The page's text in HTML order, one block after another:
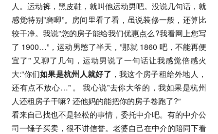
人。运动裤，黑皮鞋，就叫他运动男吧。没说几句话，就
感觉特别”磨唧”。房间里看了看，虽说装修一般，还算比
较干净。我说”您的房子能给我们优惠点么?我看网上您写
了 1900…”，运动男憋了半天，”那就 1860 吧，不能再便
宜了” 又聊了几句，运动男说了一句话让我感觉倍感火
大:”你们如果是杭州人就好了 ，我这个房子租给外地人，
还有点不放心…” 。 我心说”去你大爷的，我如果是杭州
人还租房子干嘛? 还他妈的能把你的房子卷跑了?”
看来自己找也不是轻松的事情，委托中介吧。有的中介公
司一锤子买卖，很不讲信誉。老婆自己在中介的陪同下看